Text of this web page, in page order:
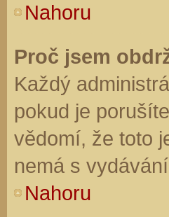
Nahoru
Proč jsem
Každý
pokud je
vědomí, že toto
nemá s
Nahoru